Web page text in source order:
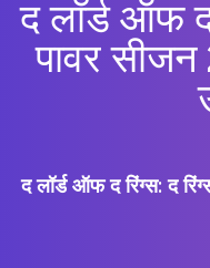
द लॉर्ड ऑफ
पावर सीजन
द लॉर्ड ऑफ द रिंग्स: द